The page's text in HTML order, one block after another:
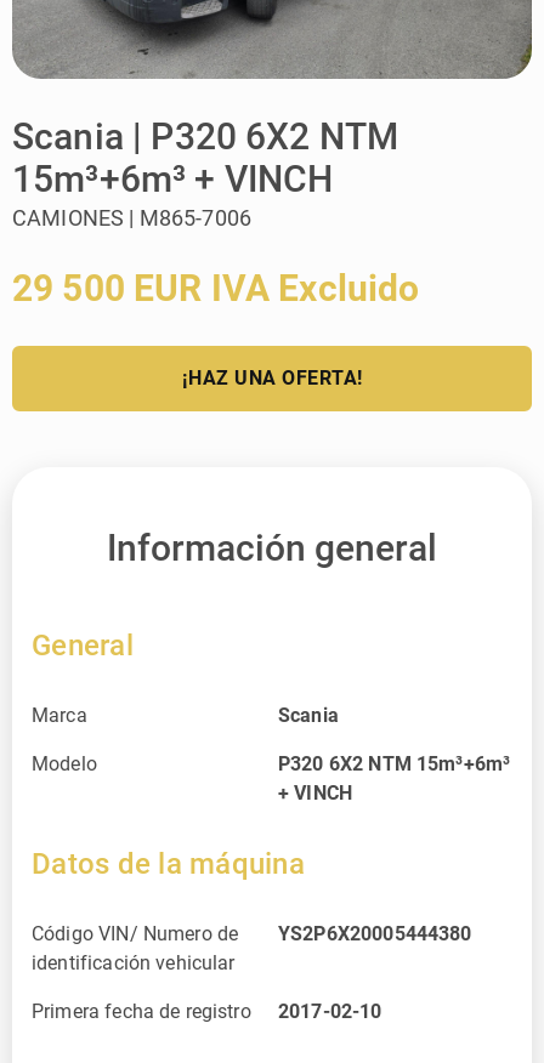
Scania | P320 6X2 NTM
15m³+6m³ + VINCH
CAMIONES | M865-7006
29 500 EUR IVA Excluido
¡HAZ UNA OFERTA!
Información general
General
Marca Scania
Modelo
P320 6X2 NTM 15m³+6m³
+ VINCH
Datos de la máquina
Código VIN/ Numero de
identificación vehicular
YS2P6X20005444380
Primera fecha de registro 2017-02-10